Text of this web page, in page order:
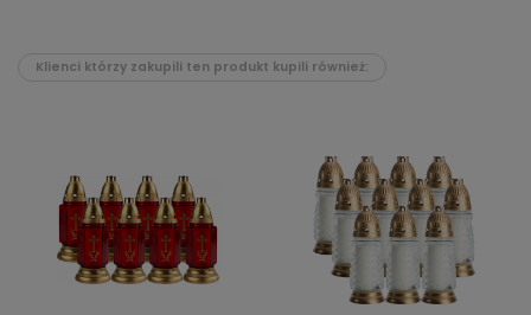
Klienci którzy zakupili ten produkt kupili również: